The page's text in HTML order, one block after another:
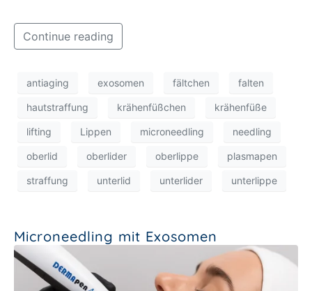
Continue reading
antiaging exosomen fältchen falten
hautstraffung krähenfüßchen krähenfüße
lifting Lippen microneedling needling
oberlid oberlider oberlippe plasmapen
straffung unterlid unterlider unterlippe
Microneedling mit Exosomen